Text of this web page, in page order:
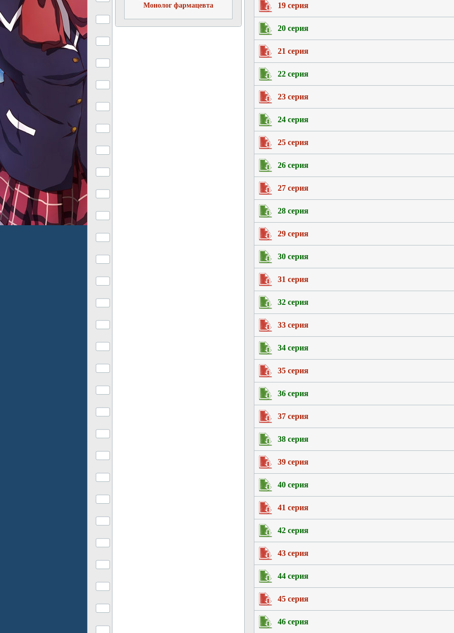
Монолог фармацевта 19 серия
20 серия
21 серия
22 серия
23 серия
24 серия
25 серия
26 серия
27 серия
28 серия
29 серия
30 серия
31 серия
32 серия
33 серия
34 серия
35 серия
36 серия
37 серия
38 серия
39 серия
40 серия
41 серия
42 серия
43 серия
44 серия
45 серия
46 серия